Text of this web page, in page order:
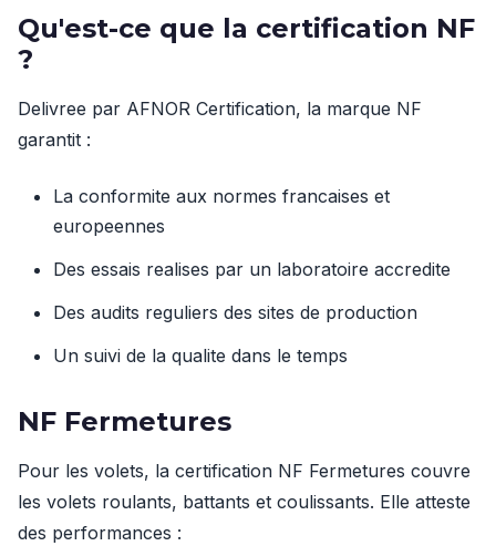
Qu'est-ce que la certification NF
?
Delivree par AFNOR Certification, la marque NF
garantit :
La conformite aux normes francaises et
europeennes
Des essais realises par un laboratoire accredite
Des audits reguliers des sites de production
Un suivi de la qualite dans le temps
NF Fermetures
Pour les volets, la certification NF Fermetures couvre
les volets roulants, battants et coulissants. Elle atteste
des performances :